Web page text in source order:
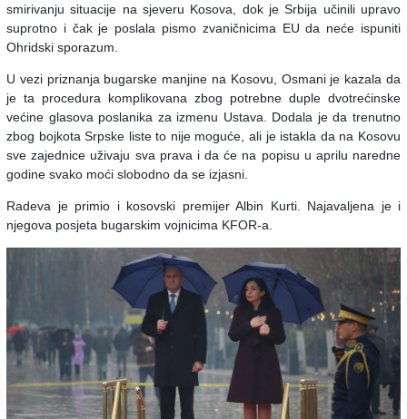
smirivanju situacije na sjeveru Kosova, dok je Srbija učinili upravo
suprotno i čak je poslala pismo zvaničnicima EU da neće ispuniti
Ohridski sporazum.
U vezi priznanja bugarske manjine na Kosovu, Osmani je kazala da
je ta procedura komplikovana zbog potrebne duple dvotrećinske
većine glasova poslanika za izmenu Ustava. Dodala je da trenutno
zbog bojkota Srpske liste to nije moguće, ali je istakla da na Kosovu
sve zajednice uživaju sva prava i da će na popisu u aprilu naredne
godine svako moći slobodno da se izjasni.
Radeva je primio i kosovski premijer Albin Kurti. Najavaljena je i
njegova posjeta bugarskim vojnicima KFOR-a.